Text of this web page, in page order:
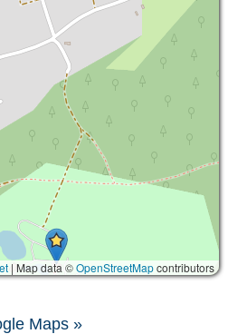
| Map data ©OpenStreetMapcontributors
Maps »